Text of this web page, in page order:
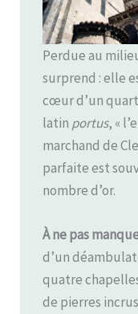
Perdue au
surprend : elle
cœur d’un
latin portus, «
marchand de
parfaite est
nombre d’or.
À ne pas
d’un
quatre
de pierres